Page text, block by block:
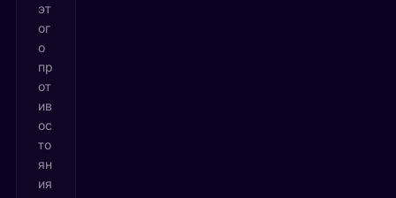
эт
ог
о
пр
от
ив
ос
то
ян
ия